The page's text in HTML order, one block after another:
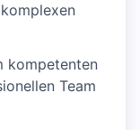
kompetenten
Team